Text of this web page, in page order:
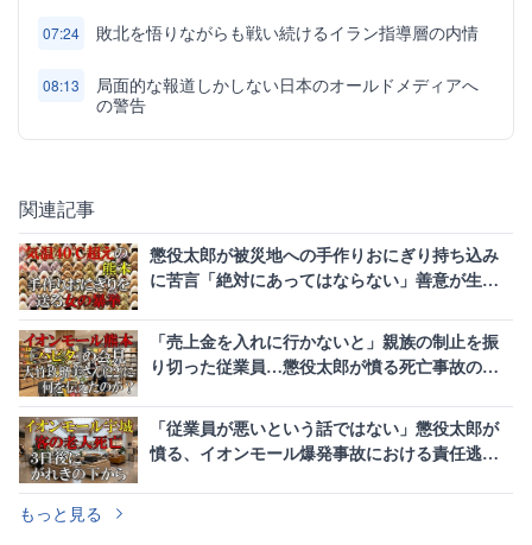
07:24 敗北を悟りながらも戦い続けるイラン指導層の内情
08:13
局面的な報道しかしない日本のオールドメディアへ
の警告
関連記事
懲役太郎が被災地への手作りおにぎり持ち込み
に苦言「絶対にあってはならない」善意が生む
「売上金を入れに行かないと」親族の制止を振
り切った従業員…懲役太郎が憤る死亡事故の不
「従業員が悪いという話ではない」懲役太郎が
憤る、イオンモール爆発事故における責任逃れ
もっと見る